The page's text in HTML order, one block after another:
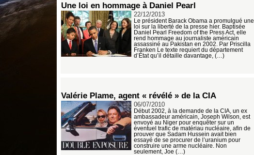
Une loi en hommage à Daniel Pearl
22/12/2013
Le président Barack Obama a promulgué une
loi sur la liberté de la presse hier. Baptisée
Daniel Pearl Freedom of the Press Act, elle
rend hommage au journaliste américain
assassiné au Pakistan en 2002. Par Priscilla
Franken Le texte requiert du département
d’État qu’il détaille davantage, (…)
Valérie Plame, agent « révélé » de la CIA
06/07/2010
Début 2002, à la demande de la CIA, un ex
ambassadeur américain, Joseph Wilson, est
envoyé au Niger pour enquêter sur un
éventuel trafic de matériau nucléaire, afin de
prouver que Sadam Hussein avait bien
essayé de se procurer de l’uranium pour
construire une arme nucléaire. Non
seulement, Joe (…)